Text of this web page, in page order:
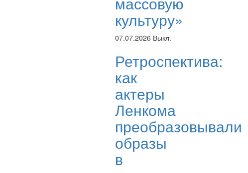
культуру»
07.07.2026 Выкл.
Ретроспектива:
как
актеры
Ленкома
преобразовывали
образы
в